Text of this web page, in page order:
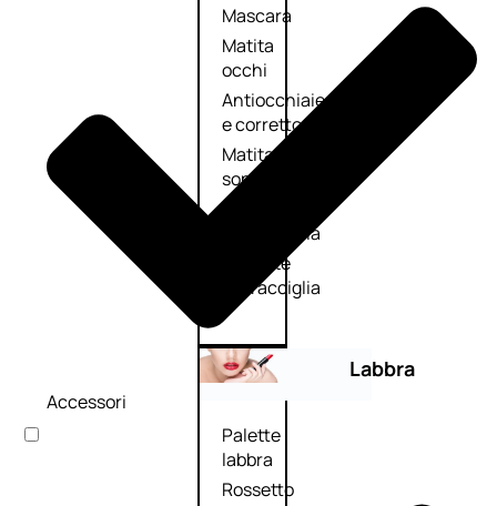
Mascara
Matita
occhi
Antiocchiaie
e correttori
Matita
sopracciglia
Mascara
sopracciglia
Fissante
sopracciglia
Labbra
Palette
labbra
Rossetto
Accessori